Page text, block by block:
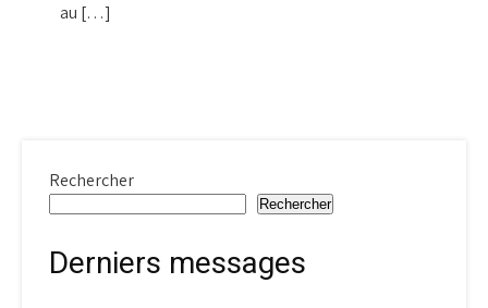
au […]
Rechercher
Rechercher
Derniers messages